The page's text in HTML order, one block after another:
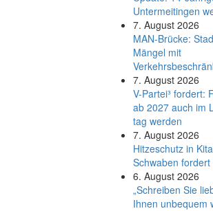
Untermeitingen
7. August 2026
MAN-Brücke:
Mängel mit
7. August 2026
V-Partei­³ fordert:
ab 2027 auch im
tag werden
7. August 2026
Hitzeschutz in
Schwaben
6. August 2026
„Schreiben Sie
Ihnen unbequem